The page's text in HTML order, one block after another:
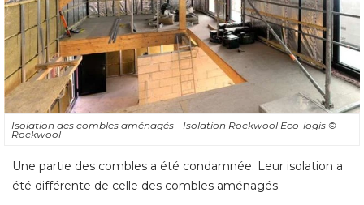
Isolation des combles aménagés - Isolation Rockwool Eco-logis ©
Rockwool
Une partie des combles a été condamnée. Leur isolation a
été différente de celle des combles aménagés.